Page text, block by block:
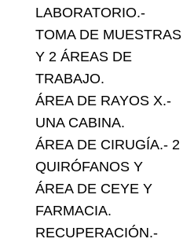
LABORATORIO.-
TOMA DE MUESTRAS
Y 2 ÁREAS DE
TRABAJO.
ÁREA DE RAYOS X.-
UNA CABINA.
ÁREA DE CIRUGÍA.- 2
QUIRÓFANOS Y
ÁREA DE CEYE Y
FARMACIA.
RECUPERACIÓN.-